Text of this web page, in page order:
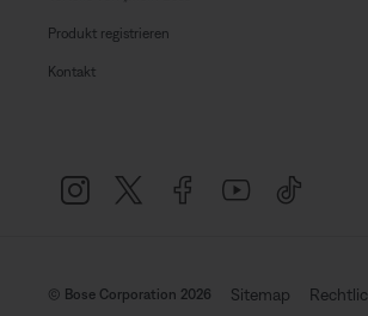
Produkt registrieren
Kontakt
© Bose Corporation 2026 Sitemap